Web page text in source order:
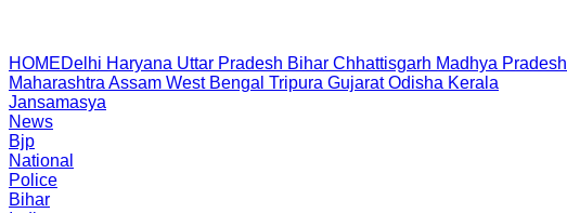
HOMEDelhi Haryana Uttar Pradesh Bihar Chhattisgarh Madhya Pradesh
Maharashtra Assam West Bengal Tripura Gujarat Odisha Kerala
Jansamasya
News
Bjp
National
Police
Bihar